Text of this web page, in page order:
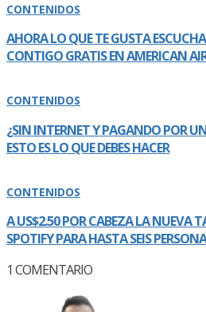
CONTENIDOS
AHORA LO QUE TE GUSTA
CONTIGO GRATIS EN AMERICAN
CONTENIDOS
¿SIN INTERNET Y PAGANDO POR
ESTO ES LO QUE DEBES HACER
CONTENIDOS
A US$2.50 POR CABEZA LA NUEVA
SPOTIFY PARA HASTA SEIS
1 COMENTARIO